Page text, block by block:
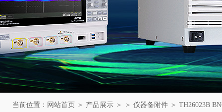
当前位置： 网站首页 ＞ 产品展示 ＞ ＞ 仪器备附件 ＞ TH26023B